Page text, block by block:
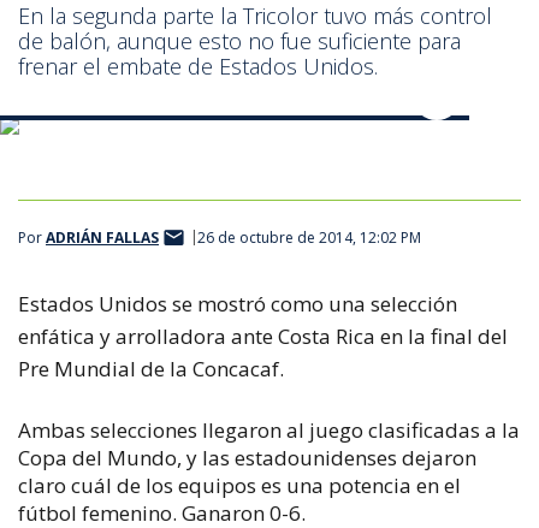
En la segunda parte la Tricolor tuvo más control
de balón, aunque esto no fue suficiente para
frenar el embate de Estados Unidos.
PorADRIÁN FALLAS 26 de octubre de 2014, 12:02 PM
Estados Unidos se mostró como una selección
enfática y arrolladora ante Costa Rica en la final del
Pre Mundial de la Concacaf.
Ambas selecciones llegaron al juego clasificadas a la
Copa del Mundo, y las estadounidenses dejaron
claro cuál de los equipos es una potencia en el
fútbol femenino. Ganaron 0-6.